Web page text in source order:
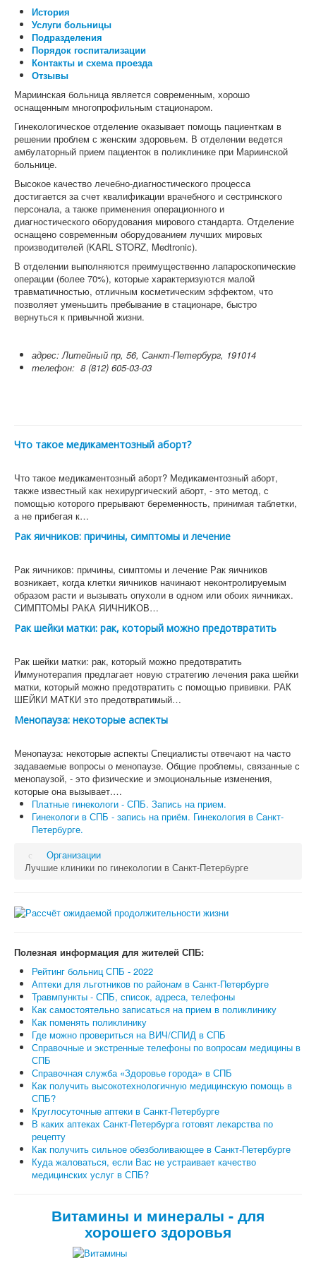
История
Услуги больницы
Подразделения
Порядок госпитализации
Контакты и схема проезда
Отзывы
Мариинская больница является современным, хорошо
оснащенным многопрофильным стационаром.
Гинекологическое отделение оказывает помощь пациенткам в
решении проблем с женским здоровьем. В отделении ведется
амбулаторный прием пациенток в поликлинике при Мариинской
больнице.
Высокое качество лечебно-диагностического процесса
достигается за счет квалификации врачебного и сестринского
персонала, а также применения операционного и
диагностического оборудования мирового стандарта. Отделение
оснащено современным оборудованием лучших мировых
производителей (KARL STORZ, Medtronic).
В отделении выполняются преимущественно лапароскопические
операции (более 70%), которые характеризуются малой
травматичностью, отличным косметическим эффектом, что
позволяет уменьшить пребывание в стационаре, быстро
вернуться к привычной жизни.
адрес: Литейный пр, 56, Санкт-Петербург, 191014
телефон: 8 (812) 605-03-03
Что такое медикаментозный аборт?
Что такое медикаментозный аборт? Медикаментозный аборт,
также известный как нехирургический аборт, - это метод, с
помощью которого прерывают беременность, принимая таблетки,
а не прибегая к…
Рак яичников: причины, симптомы и лечение
Рак яичников: причины, симптомы и лечение Рак яичников
возникает, когда клетки яичников начинают неконтролируемым
образом расти и вызывать опухоли в одном или обоих яичниках.
СИМПТОМЫ РАКА ЯИЧНИКОВ…
Рак шейки матки: рак, который можно предотвратить
Рак шейки матки: рак, который можно предотвратить
Иммунотерапия предлагает новую стратегию лечения рака шейки
матки, который можно предотвратить с помощью прививки. РАК
ШЕЙКИ МАТКИ это предотвратимый…
Менопауза: некоторые аспекты
Менопауза: некоторые аспекты Специалисты отвечают на часто
задаваемые вопросы о менопаузе. Общие проблемы, связанные с
менопаузой, - это физические и эмоциональные изменения,
которые она вызывает.…
Платные гинекологи - СПБ. Запись на прием.
Гинекологи в СПБ - запись на приём. Гинекология в Санкт-
Петербурге.
Организации
Лучшие клиники по гинекологии в Санкт-Петербурге
Полезная информация для жителей СПБ:
Рейтинг больниц СПБ - 2022
Аптеки для льготников по районам в Санкт-Петербурге
Травмпункты - СПБ, список, адреса, телефоны
Как самостоятельно записаться на прием в поликлинику
Как поменять поликлинику
Где можно провериться на ВИЧ/СПИД в СПБ
Справочные и экстренные телефоны по вопросам медицины в
СПБ
Справочная служба «Здоровье города» в СПБ
Как получить высокотехнологичную медицинскую помощь в
СПБ?
Круглосуточные аптеки в Санкт-Петербурге
В каких аптеках Санкт-Петербурга готовят лекарства по
рецепту
Как получить сильное обезболивающее в Санкт-Петербурге
Куда жаловаться, если Вас не устраивает качество
медицинских услуг в СПБ?
Витамины и минералы - для
хорошего здоровья